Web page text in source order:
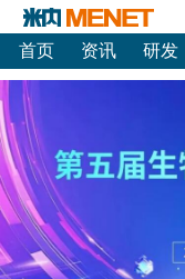
首页 资讯 研发